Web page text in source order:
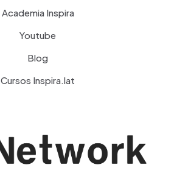
Academia Inspira
Youtube
Blog
Cursos Inspira.lat